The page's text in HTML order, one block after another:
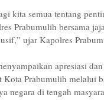
kita semua tentang
Prabumulih bersama
ujar Kapolres
apresiasi
Prabumulih melalui
negara di tengah